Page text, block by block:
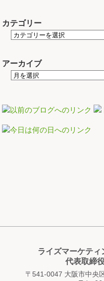
カテゴリー
アーカイブ
ライズマーケティ
代表取締
〒541-0047 大阪市中央